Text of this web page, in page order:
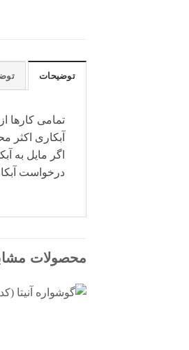
توضیحات
تمامی کارها از طلای ۱۸ عیار
آبکاری اکثر
اگر مایل به
درخواست آبکاری شما حدود ۵ الی ۷ روز کاری
محصولات